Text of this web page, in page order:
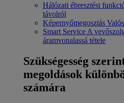
Hálózati ébresztési
távolról
Képernyőmegosztás
Smart Service A
áramvonalassá tétele
Szükségesség
megoldások
számára